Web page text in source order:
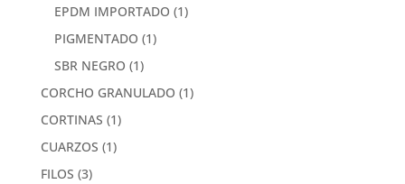
EPDM IMPORTADO (1)
PIGMENTADO (1)
SBR NEGRO (1)
CORCHO GRANULADO (1)
CORTINAS (1)
CUARZOS (1)
FILOS (3)